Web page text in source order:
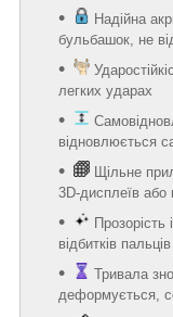
Надійна
бульбашок, не
легких ударах
відновлюється
Щільне
3D-дисплеїв або
Прозорість
відбитків
Тривала
деформується,